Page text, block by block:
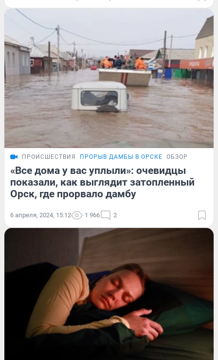
ПРОИСШЕСТВИЯ ПРОРЫВ ДАМБЫ В ОРСКЕ ОБЗОР
«Все дома у вас уплыли»: очевидцы
показали, как выглядит затопленный
Орск, где прорвало дамбу
6 апреля, 2024, 15:12 1 966 2